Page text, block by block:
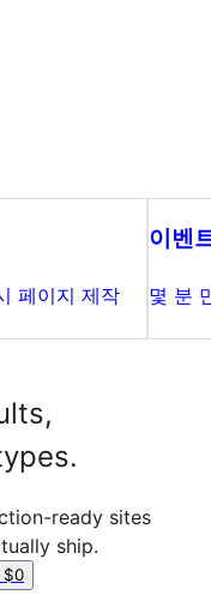
페이지 제작
이벤
몇 분
ready sites
ship.
$0